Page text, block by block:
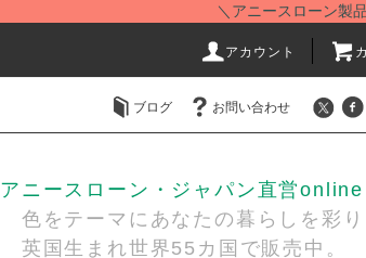
＼アニースローン製品を価格
アカウント
ブログ お問い合わせ
アニースローン・ジャパン直営
色をテーマにあなたの暮らしを彩り
英国生まれ世界55カ国で販売中。